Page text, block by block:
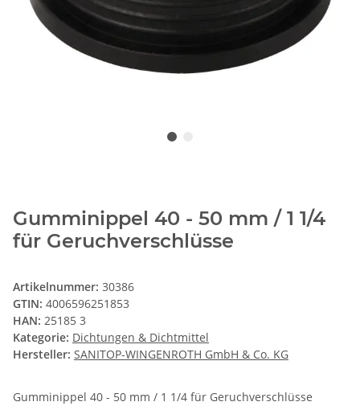
Gumminippel 40 - 50 mm / 1 1/4
für Geruchverschlüsse
Artikelnummer: 30386
GTIN: 4006596251853
HAN: 25185 3
Kategorie: Dichtungen & Dichtmittel
Hersteller: SANITOP-WINGENROTH GmbH & Co. KG
Gumminippel 40 - 50 mm / 1 1/4 für Geruchverschlüsse